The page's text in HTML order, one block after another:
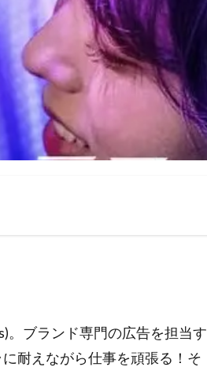
。ブランド専門の広告を担当す
耐えながら仕事を頑張る！そ